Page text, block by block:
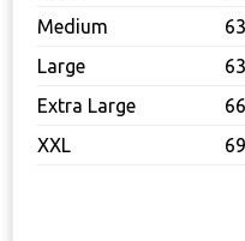
Medium
Large
Extra Large
XXL